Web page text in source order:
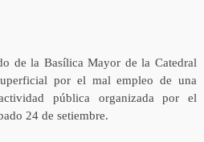
de la Basílica Mayor de la Catedral
por el mal empleo de una
pública organizada por el
24 de setiembre.